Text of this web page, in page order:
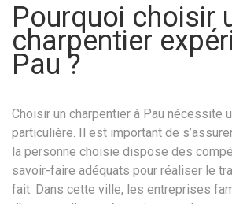
Pourquoi choisir
charpentier
Pau ?
Choisir un charpentier à Pau nécessite
particulière. Il est important de
la personne choisie dispose des
savoir-faire adéquats pour réaliser le
fait. Dans cette ville, les entreprises